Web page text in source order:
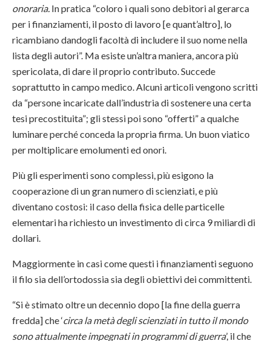
onoraria. In pratica “coloro i quali sono debitori al gerarca
per i finanziamenti, il posto di lavoro [e quant’altro], lo
ricambiano dandogli facoltà di includere il suo nome nella
lista degli autori”. Ma esiste un’altra maniera, ancora più
spericolata, di dare il proprio contributo. Succede
soprattutto in campo medico. Alcuni articoli vengono scritti
da “persone incaricate dall’industria di sostenere una certa
tesi precostituita”; gli stessi poi sono “offerti” a qualche
luminare perché conceda la propria firma. Un buon viatico
per moltiplicare emolumenti ed onori.
Più gli esperimenti sono complessi, più esigono la
cooperazione di un gran numero di scienziati, e più
diventano costosi: il caso della fisica delle particelle
elementari ha richiesto un investimento di circa 9 miliardi di
dollari.
Maggiormente in casi come questi i finanziamenti seguono
il filo sia dell’ortodossia sia degli obiettivi dei committenti.
“Si è stimato oltre un decennio dopo [la fine della guerra
fredda] che ‘circa la metà degli scienziati in tutto il mondo
sono attualmente impegnati in programmi di guerra’, il che